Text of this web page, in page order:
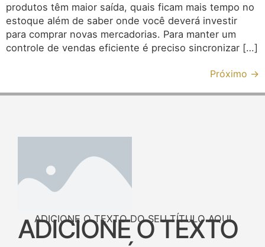
produtos têm maior saída, quais ficam mais tempo no
estoque além de saber onde você deverá investir
para comprar novas mercadorias. Para manter um
controle de vendas eficiente é preciso sincronizar […]
Próximo →
ADICIONE O TEXTO DO SEU TÍTULO AQUI
ADICIONE O TEXTO